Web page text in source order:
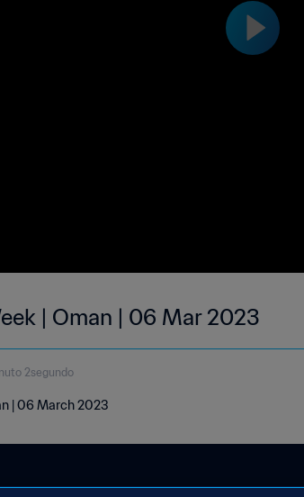
| Oman | 06 Mar 2023
2segundo
| 06 March 2023